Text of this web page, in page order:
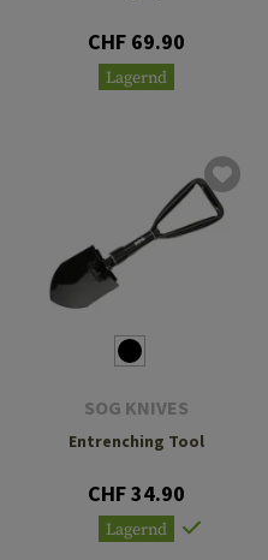
CHF 69.90
Lagernd
SOG KNIVES
Entrenching Tool
CHF 34.90
Lagernd